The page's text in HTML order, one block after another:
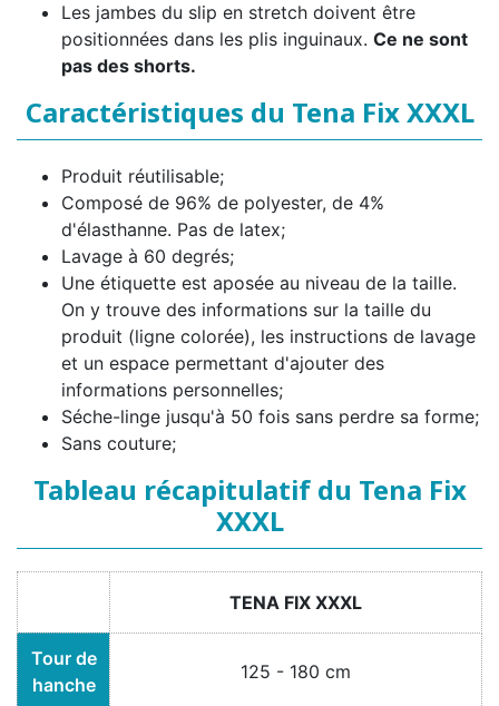
Les jambes du slip en stretch doivent être
positionnées dans les plis inguinaux. Ce ne sont
pas des shorts.
Caractéristiques du Tena Fix XXXL
Produit réutilisable;
Composé de 96% de polyester, de 4%
d'élasthanne. Pas de latex;
Lavage à 60 degrés;
Une étiquette est aposée au niveau de la taille.
On y trouve des informations sur la taille du
produit (ligne colorée), les instructions de lavage
et un espace permettant d'ajouter des
informations personnelles;
Séche-linge jusqu'à 50 fois sans perdre sa forme;
Sans couture;
Tableau récapitulatif du Tena Fix
XXXL
TENA FIX XXXL
Tour de
hanche
125 - 180 cm